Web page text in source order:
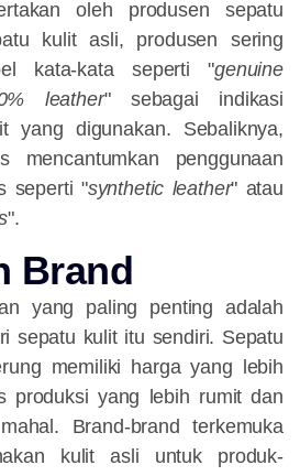
oleh produsen sepatu
kulit asli, produsen sering
kata-kata seperti "genuine
leather" sebagai indikasi
yang digunakan. Sebaliknya,
mencantumkan penggunaan
seperti "synthetic leather" atau
".
Brand
yang paling penting adalah
sepatu kulit itu sendiri. Sepatu
memiliki harga yang lebih
produksi yang lebih rumit dan
Brand-brand terkemuka
kulit asli untuk produk-